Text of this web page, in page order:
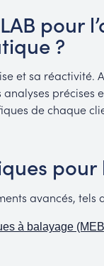
pour
?
et sa
précises
de chaque
avancés, tels
à balayage